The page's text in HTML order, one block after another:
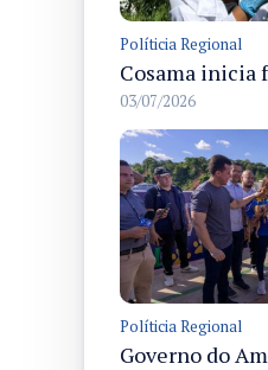
Políticia Regional
03/07/2026
Políticia Regional